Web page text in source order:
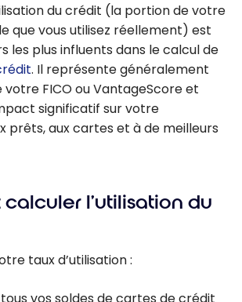
du crédit (la portion de votre
que vous utilisez réellement) est
les plus influents dans le calcul de
. Il représente généralement
votre FICO ou VantageScore et
significatif sur votre
prêts, aux cartes et à de meilleurs
l’utilisation du
taux d’utilisation :